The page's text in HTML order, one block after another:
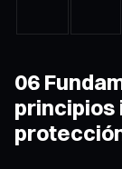
06
principios